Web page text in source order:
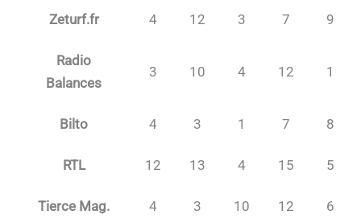
Zeturf.fr 4 12 3 7 9
Radio
Balances
3 10 4 12 1
Bilto 4 3 1 7 8
RTL 12 13 4 15 5
Tierce Mag. 4 3 10 12 6